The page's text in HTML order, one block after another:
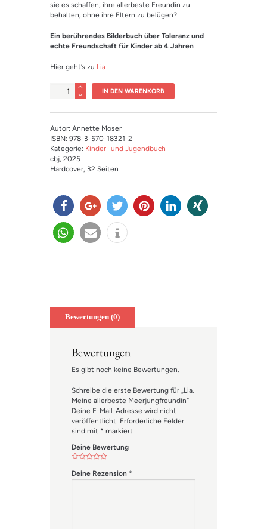
sie es schaffen, ihre allerbeste Freundin zu
behalten, ohne ihre Eltern zu belügen?
Ein berührendes Bilderbuch über Toleranz und
echte Freundschaft für Kinder ab 4 Jahren
Hier geht’s zu Lia
Anzahl IN DEN WARENKORB
Autor: Annette Moser
ISBN: 978-3-570-18321-2
Kategorie: Kinder- und Jugendbuch
cbj, 2025
Hardcover, 32 Seiten
teilen teilen twitter
Bewertungen (0)
Bewertungen
Es gibt noch keine Bewertungen.
Schreibe die erste Bewertung für „Lia.
Meine allerbeste Meerjungfreundin“
Deine E-Mail-Adresse wird nicht
veröffentlicht. Erforderliche Felder
sind mit * markiert
Deine Bewertung
Deine Rezension *